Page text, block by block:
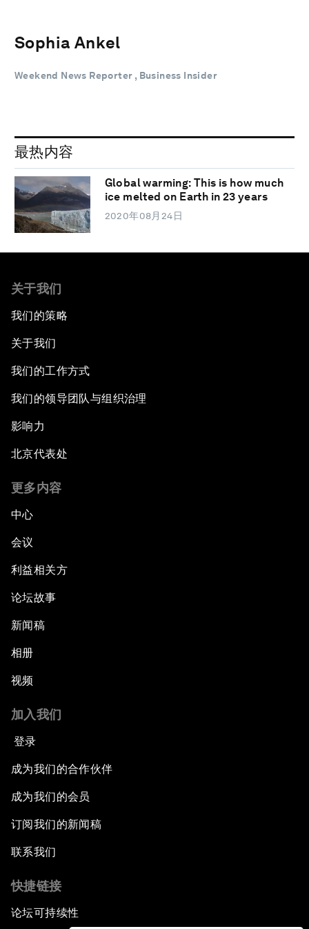
Sophia Ankel
Weekend News Reporter , Business Insider
最热内容
Global warming: This is how much
ice melted on Earth in 23 years
2020年08月24日
关于我们
我们的策略
关于我们
我们的工作方式
我们的领导团队与组织治理
影响力
北京代表处
更多内容
中心
会议
利益相关方
论坛故事
新闻稿
相册
视频
加入我们
登录
成为我们的合作伙伴
成为我们的会员
订阅我们的新闻稿
联系我们
快捷链接
论坛可持续性